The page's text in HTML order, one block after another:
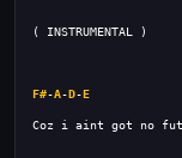
F#-A-D-E